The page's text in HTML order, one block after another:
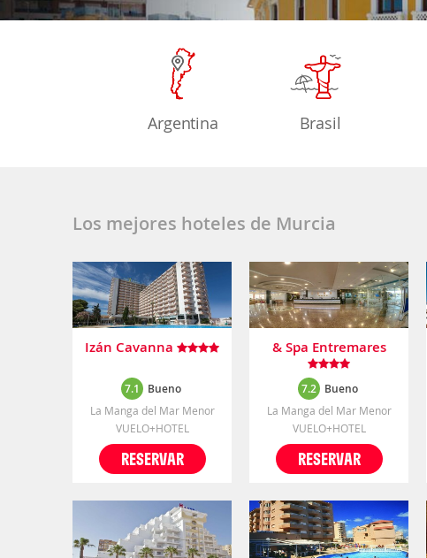
Argentina Brasil
Los mejores hoteles de Murcia
Izán Cavanna
7.1 Bueno
La Manga del Mar Menor
VUELO+HOTEL
RESERVAR
& Spa Entremares
7.2 Bueno
La Manga del Mar Menor
VUELO+HOTEL
RESERVAR